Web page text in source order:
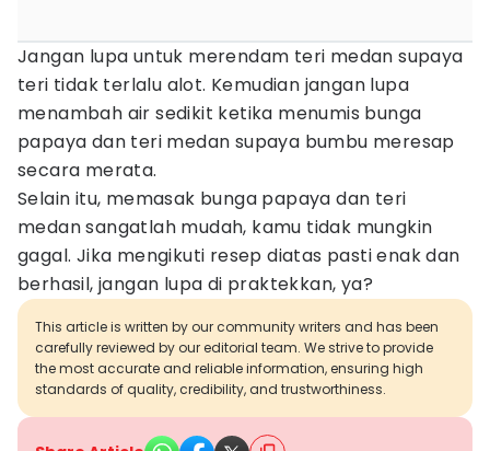
Jangan lupa untuk merendam teri medan supaya
teri tidak terlalu alot. Kemudian jangan lupa
menambah air sedikit ketika menumis bunga
papaya dan teri medan supaya bumbu meresap
secara merata.
Selain itu, memasak bunga papaya dan teri
medan sangatlah mudah, kamu tidak mungkin
gagal. Jika mengikuti resep diatas pasti enak dan
berhasil, jangan lupa di praktekkan, ya?
This article is written by our community writers and has been
carefully reviewed by our editorial team. We strive to provide
the most accurate and reliable information, ensuring high
standards of quality, credibility, and trustworthiness.